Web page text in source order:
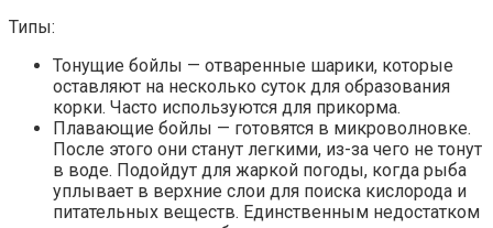
Типы:
Тонущие бойлы — отваренные шарики, которые
оставляют на несколько суток для образования
корки. Часто используются для прикорма.
Плавающие бойлы — готовятся в микроволновке.
После этого они станут легкими, из-за чего не тонут
в воде. Подойдут для жаркой погоды, когда рыба
уплывает в верхние слои для поиска кислорода и
питательных веществ. Единственным недостатком